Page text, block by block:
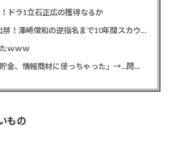
ドラ1立石正広の獲得なるか
緒方孝市カープドラ3指名で青学出禁！澤﨑俊和の逆指名まで10年間スカウト出禁
ｗｗｗ
【悲報】彼女「ごめん！俺くんの貯金、情報商材に使っちゃった」→…問い詰めたらギャン泣きされたんだが俺が悪いのか？
もの